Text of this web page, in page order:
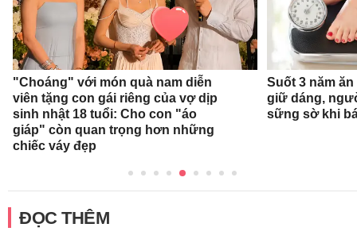
"Choáng" với món quà nam diễn
viên tặng con gái riêng của vợ dịp
sinh nhật 18 tuổi: Cho con "áo
giáp" còn quan trọng hơn những
chiếc váy đẹp
Suốt 3 năm
giữ dáng,
sững sờ khi
ĐỌC THÊM